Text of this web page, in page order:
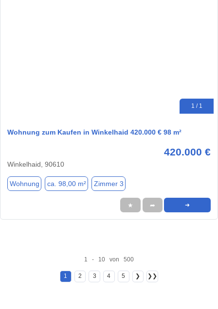
1 / 1
Wohnung zum Kaufen in Winkelhaid 420.000 € 98 m²
420.000 €
Winkelhaid, 90610
Wohnung ca. 98,00 m² Zimmer 3
★ ➦ ➜
1 - 10 von 500
1 2 3 4 5 ❯ ❯❯